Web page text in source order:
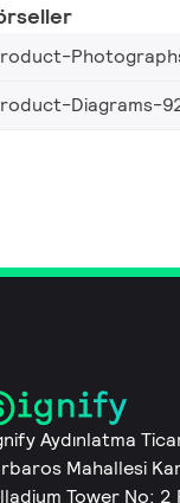
Diagrams-
Aydınlatma
Mahallesi
Tower No: 2